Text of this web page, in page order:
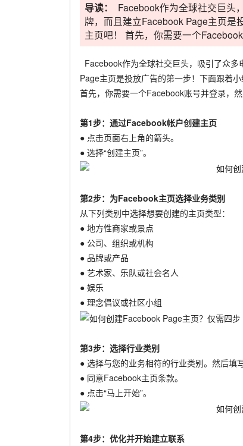
导读：
Facebook作为全球社交巨头
牌，而且建立Facebook Page主页是
主页吧！ 首先，你需要一个
Facebook作为全球社交巨头，吸引了众
Page主页是投放广告的第一步！下面跟着
首先，你需要一个Facebook账号并登录，
第1步：通过Facebook帐户创建主页
● 点击页面右上角的箭头。
● 选择“创建主页”。
第2步：为Facebook主页选择业务类别
从下列类别中选择想要创建的主页类型：
● 地方性商家或景点
● 公司、组织或机构
● 品牌或产品
● 艺术家、乐队或社会名人
● 娱乐
● 理念倡议或社区小组
第3步：选择行业类别
● 选择与您的业务相符的行业类别。然后填
● 同意Facebook主页条款。
● 点击“马上开始”。
第4步：优化并开始建立联系